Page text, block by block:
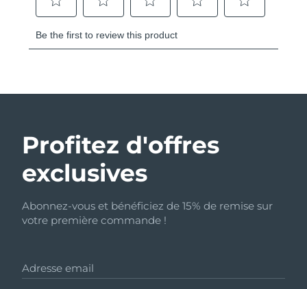
Profitez d'offres
exclusives
Abonnez-vous et bénéficiez de 15% de remise sur
votre première commande !
Adresse email